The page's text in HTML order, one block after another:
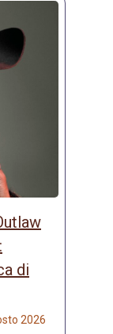
di
2026